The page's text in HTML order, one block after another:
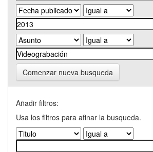
Comenzar nueva busqueda
Añadir filtros:
Usa los filtros para afinar la busqueda.